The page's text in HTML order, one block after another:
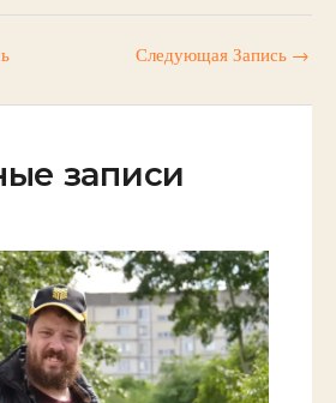
Следующая Запись →
записи